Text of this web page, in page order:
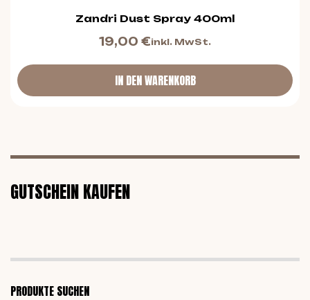
Zandri Dust Spray 400ml
19,00 €inkl. MwSt.
IN DEN WARENKORB
GUTSCHEIN KAUFEN
PRODUKTE SUCHEN